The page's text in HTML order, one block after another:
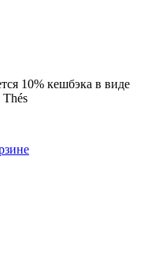
10% кешбэка в виде
Thés